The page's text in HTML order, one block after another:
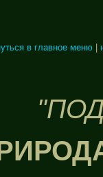
в главное меню